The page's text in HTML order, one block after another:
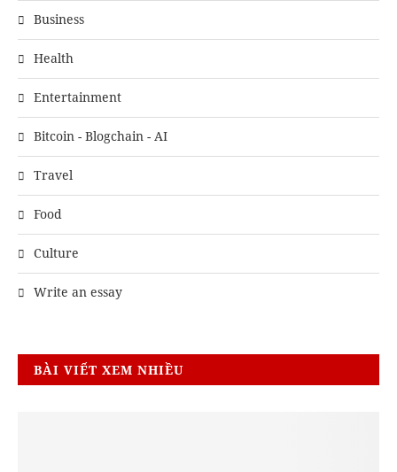
Business
Health
Entertainment
Bitcoin - Blogchain - AI
Travel
Food
Culture
Write an essay
BÀI VIẾT XEM NHIỀU